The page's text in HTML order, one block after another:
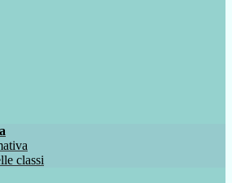
classi